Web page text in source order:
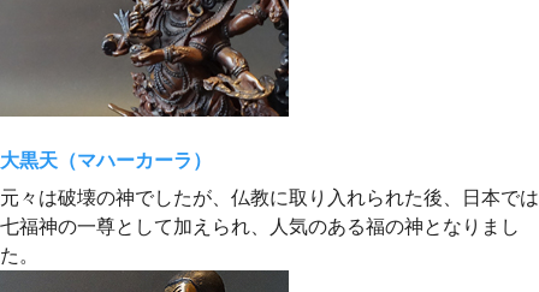
大黒天（マハーカーラ）
元々は破壊の神でしたが、仏教に取り入れられた後、日本では
七福神の一尊として加えられ、人気のある福の神となりまし
た。